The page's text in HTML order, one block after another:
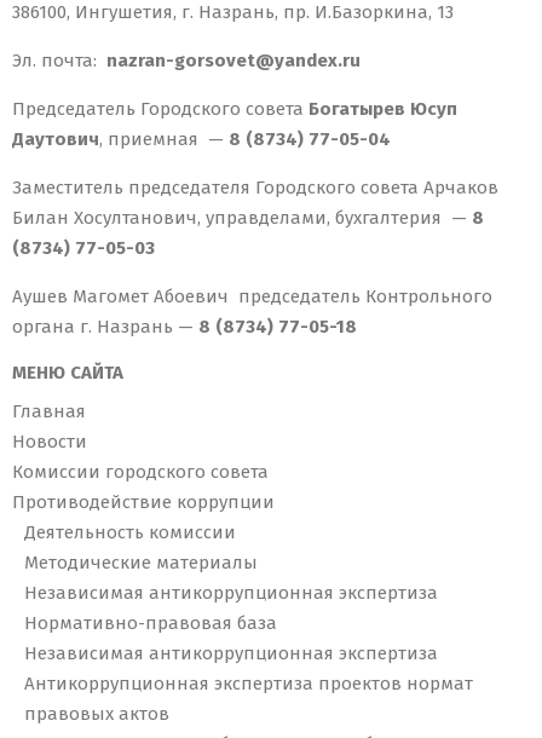
386100, Ингушетия, г. Назрань, пр. И.Базоркина, 13
Эл. почта: nazran-gorsovet@yandex.ru
Председатель Городского совета Богатырев Юсуп
Даутович, приемная — 8 (8734) 77-05-04
Заместитель председателя Городского совета Арчаков
Билан Хосултанович, управделами, бухгалтерия — 8
(8734) 77-05-03
Аушев Магомет Абоевич председатель Контрольного
органа г. Назрань — 8 (8734) 77-05-18
МЕНЮ САЙТА
Главная
Новости
Комиссии городского совета
Противодействие коррупции
Деятельность комиссии
Методические материалы
Независимая антикоррупционная экспертиза
Нормативно-правовая база
Независимая антикоррупционная экспертиза
Антикоррупционная экспертиза проектов нормат
правовых актов